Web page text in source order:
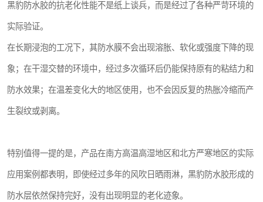
黑豹防水胶的抗老化性能不是纸上谈兵，而是经过了各种严苛环境的
实际验证。
在长期浸泡的工况下，其防水膜不会出现溶胀、软化或强度下降的现
象；在干湿交替的环境中，经过多次循环后仍能保持原有的粘结力和
防水效果；在温差变化大的地区使用，也不会因反复的热胀冷缩而产
生裂纹或剥离。
特别值得一提的是，产品在南方高温高湿地区和北方严寒地区的实际
应用案例都表明，即使经过多年的风吹日晒雨淋，黑豹防水胶形成的
防水层依然保持完好，没有出现明显的老化迹象。